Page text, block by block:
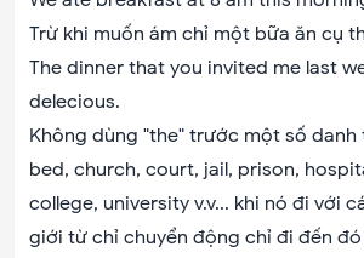
Trừ khi muốn ám chỉ một bữa ăn cụ
The dinner that you invited me last
delecious.
Không dùng "the" trước một số danh
bed, church, court, jail, prison,
college, university v.v... khi nó đi với
giới từ chỉ chuyển động chỉ đi đến